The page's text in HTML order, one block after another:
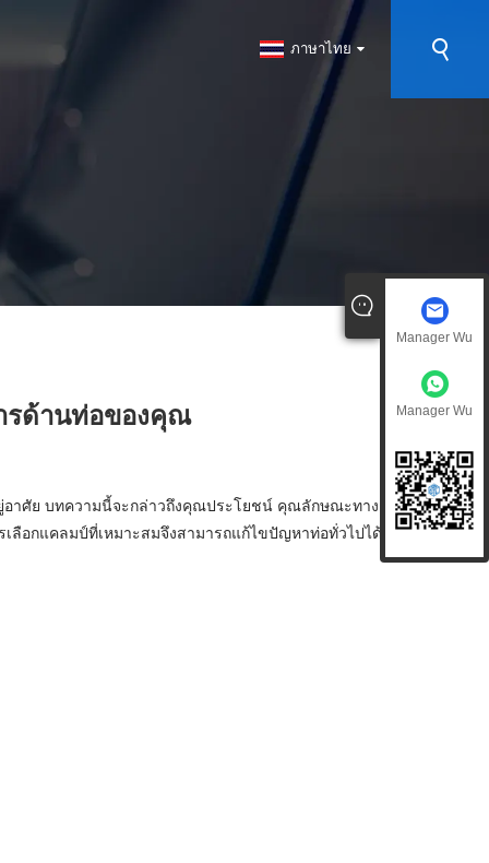
ภาษาไทย
รด้านท่อของคุณ
อาศัย บทความนี้จะกล่าวถึงคุณประโยชน์ คุณลักษณะทาง
ลือกแคลมป์ที่เหมาะสมจึงสามารถแก้ไขปัญหาท่อทั่วไปได้
Manager Wu
Manager Wu